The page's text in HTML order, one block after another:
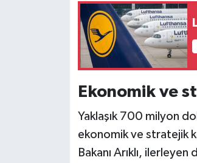
Ekonomik ve
Yaklaşık 700 milyon
ekonomik ve stratejik
Bakanı Arıklı,